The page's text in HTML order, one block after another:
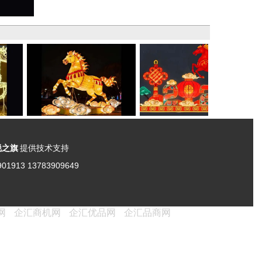
旗 提供技术支持
13783909649
企汇商机网 企汇优品网 企汇品商网